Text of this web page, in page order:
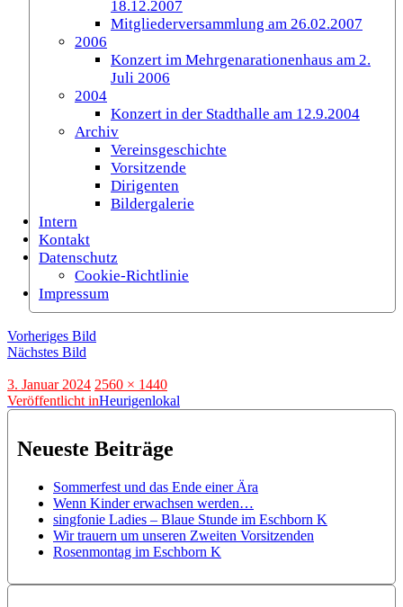
18.12.2007
Mitgliederversammlung am 26.02.2007
2006
Konzert im Mehrgenarationenhaus am 2.
Juli 2006
2004
Konzert in der Stadthalle am 12.9.2004
Archiv
Vereinsgeschichte
Vorsitzende
Dirigenten
Bildergalerie
Intern
Kontakt
Datenschutz
Cookie-Richtlinie
Impressum
Vorheriges Bild
Nächstes Bild
Veröffentlicht
am
3. Januar 2024 Originalgröße
2560 × 1440
Beitragsnavigation
Veröffentlicht inHeurigenlokal
Neueste Beiträge
Sommerfest und das Ende einer Ära
Wenn Kinder erwachsen werden…
singfonie Ladies – Blaue Stunde im Eschborn K
Wir trauern um unseren Zweiten Vorsitzenden
Rosenmontag im Eschborn K